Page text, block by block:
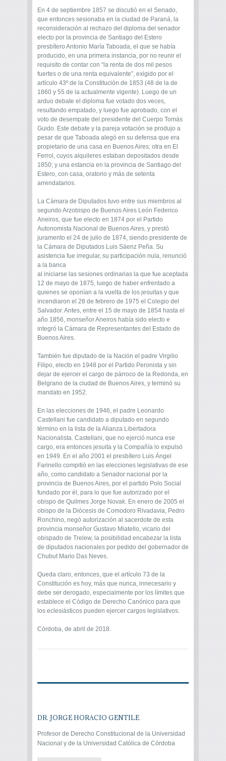
En 4 de septiembre 1857 se discutió en el Senado,
que entonces sesionaba en la ciudad de Paraná, la
reconsideración al rechazo del diploma del senador
electo por la provincia de Santiago del Estero
presbítero Antonio María Taboada, el que se había
producido, en una primera instancia, por no reunir el
requisito de contar con “la renta de dos mil pesos
fuertes o de una renta equivalente”, exigido por el
artículo 43º de la Constitución de 1853 (48 de la de
1860 y 55 de la actualmente vigente). Luego de un
arduo debate el diploma fue votado dos veces,
resultando empatado, y luego fue aprobado, con el
voto de desempate del presidente del Cuerpo Tomás
Guido. Este debate y la pareja votación se produjo a
pesar de que Taboada alegó en su defensa que era
propietario de una casa en Buenos Aires; otra en El
Ferrol, cuyos alquileres estaban depositados desde
1850; y una estancia en la provincia de Santiago del
Estero, con casa, oratorio y más de setenta
arrendatarios.
La Cámara de Diputados tuvo entre sus miembros al
segundo Arzobispo de Buenos Aires León Federico
Aneiros, que fue electo en 1874 por el Partido
Autonomista Nacional de Buenos Aires, y prestó
juramento el 24 de julio de 1874, siendo presidente de
la Cámara de Diputados Luis Sáenz Peña. Su
asistencia fue irregular, su participación nula, renunció
a la banca
al iniciarse las sesiones ordinarias la que fue aceptada
12 de mayo de 1875, luego de haber enfrentado a
quienes se oponían a la vuelta de los jesuitas y que
incendiaron el 28 de febrero de 1975 el Colegio del
Salvador. Antes, entre el 15 de mayo de 1854 hasta el
año 1856, monseñor Aneiros había sido electo e
integró la Cámara de Representantes del Estado de
Buenos Aires.
También fue diputado de la Nación el padre Virgilio
Filipo, electo en 1948 por el Partido Peronista y sin
dejar de ejercer el cargo de párroco de la Redonda, en
Belgrano de la ciudad de Buenos Aires, y terminó su
mandato en 1952.
En las elecciones de 1946, el padre Leonardo
Castellani fue candidato a diputado en segundo
término en la lista de la Alianza Libertadora
Nacionalista. Castellani, que no ejerció nunca ese
cargo, era entonces jesuita y la Compañía lo expulsó
en 1949. En el año 2001 el presbítero Luis Ángel
Farinello compitió en las elecciones legislativas de ese
año, como candidato a Senador nacional por la
provincia de Buenos Aires, por el partido Polo Social
fundado por él, para lo que fue autorizado por el
obispo de Quilmes Jorge Novak. En enero de 2005 el
obispo de la Diócesis de Comodoro Rivadavia, Pedro
Ronchino, negó autorización al sacerdote de esta
provincia monseñor Gustavo Miatello, vicario del
obispado de Trelew, la posibilidad encabezar la lista
de diputados nacionales por pedido del gobernador de
Chubut Mario Das Neves.
Queda claro, entonces, que el artículo 73 de la
Constitución es hoy, más que nunca, innecesario y
debe ser derogado, especialmente por los límites que
establece el Código de Derecho Canónico para que
los eclesiásticos pueden ejercer cargos legislativos.
Córdoba, de abril de 2018.
DR. JORGE HORACIO GENTILE
Profesor de Derecho Constitucional de la Universidad
Nacional y de la Universidad Católica de Córdoba